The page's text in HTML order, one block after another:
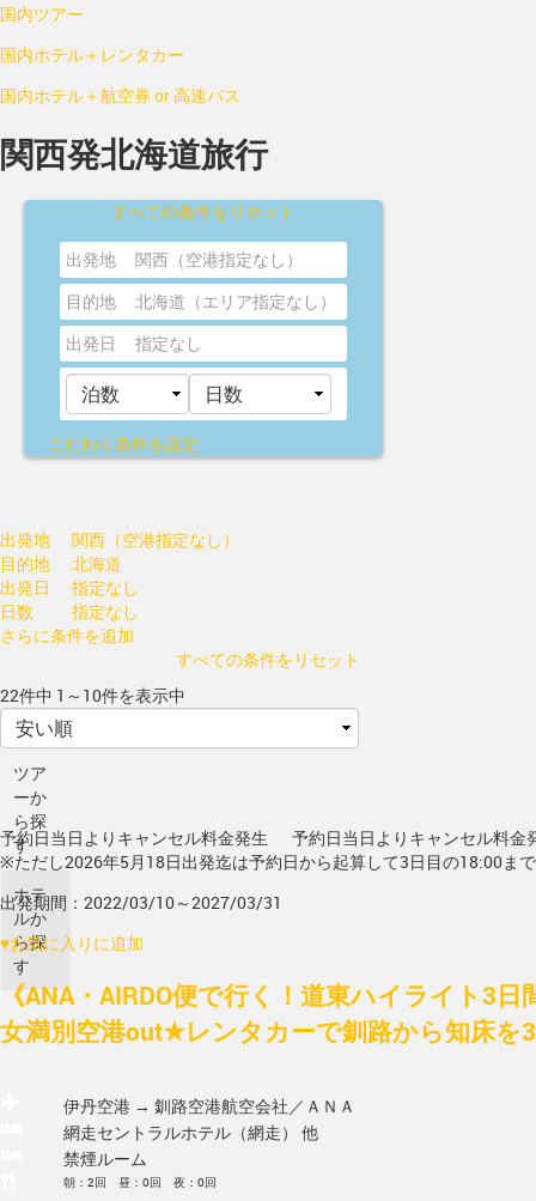
国内ツアー
国内ホテル＋レンタカー
国内ホテル＋航空券 or 高速バス
関西発北海道旅行
すべての条件をリセット
出発地
関西（空港指定なし）
目的地
北海道（エリア指定なし）
出発日
指定なし
こだわり条件を設定
出発地
関西（空港指定なし）
目的地
北海道
出発日
指定なし
日数
指定なし
さらに条件を追加
すべての条件をリセット
22件中 1～10件を表示中
ツア
ーか
ら探
す
ホテ
ルか
ら探
す
予約日当日よりキャンセル料金発生
予約日当日よりキャンセル料金
※ただし2026年5月18日出発迄は予約日から起算して3日目の18:00ま
出発期間：2022/03/10～2027/03/31
♥お気に入りに追加
《ANA・AIRDO便で行く！道東ハイライト3
女満別空港out★レンタカーで釧路から知床を
伊丹空港 → 釧路空港航空会社／ＡＮＡ
網走セントラルホテル（網走） 他
禁煙ルーム
朝：2回 昼：0回 夜：0回